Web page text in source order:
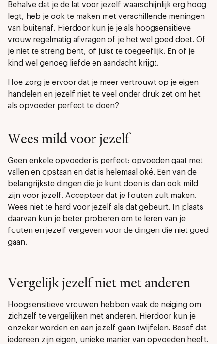
Behalve dat je de lat voor jezelf waarschijnlijk erg hoog
legt, heb je ook te maken met verschillende meningen
van buitenaf. Hierdoor kun je je als hoogsensitieve
vrouw regelmatig afvragen of je het wel goed doet. Of
je niet te streng bent, of juist te toegeeflijk. En of je
kind wel genoeg liefde en aandacht krijgt.
Hoe zorg je ervoor dat je meer vertrouwt op je eigen
handelen en jezelf niet te veel onder druk zet om het
als opvoeder perfect te doen?
Wees mild voor jezelf
Geen enkele opvoeder is perfect: opvoeden gaat met
vallen en opstaan en dat is helemaal oké. Een van de
belangrijkste dingen die je kunt doen is dan ook mild
zijn voor jezelf. Accepteer dat je fouten zult maken.
Wees niet te hard voor jezelf als dat gebeurt. In plaats
daarvan kun je beter proberen om te leren van je
fouten en jezelf vergeven voor de dingen die niet goed
gaan.
Vergelijk jezelf niet met anderen
Hoogsensitieve vrouwen hebben vaak de neiging om
zichzelf te vergelijken met anderen. Hierdoor kun je
onzeker worden en aan jezelf gaan twijfelen. Besef dat
iedereen zijn eigen, unieke manier van opvoeden heeft.